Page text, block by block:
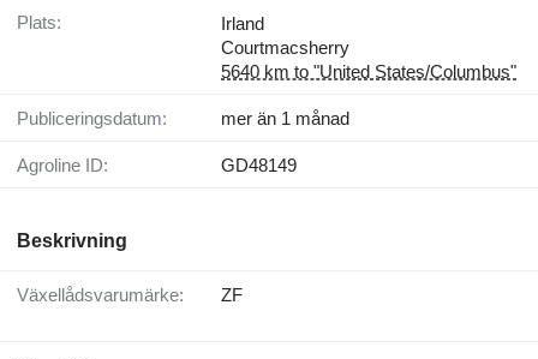
Plats:
Irland
Courtmacsherry
5640 km to "United States/Columbus"
Publiceringsdatum: mer än 1 månad
Agroline ID: GD48149
Beskrivning
Växellådsvarumärke: ZF